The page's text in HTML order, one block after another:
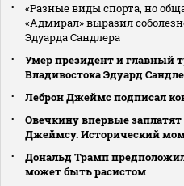
«Разные виды спорта, но
«Адмирал» выразил
Эдуарда Сандлера
Умер президент и главный
Владивостока Эдуард
Леброн Джеймс подписал
Овечкину впервые
Джеймсу. Исторический
Дональд Трамп
может быть расистом